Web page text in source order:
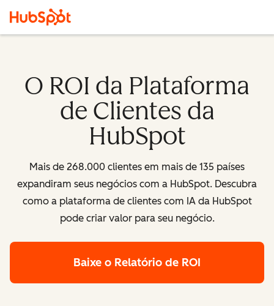
O ROI da Plataforma
de Clientes da
HubSpot
Mais de 268.000 clientes em mais de 135 países
expandiram seus negócios com a HubSpot. Descubra
como a plataforma de clientes com IA da HubSpot
pode criar valor para seu negócio.
Baixe o Relatório de ROI